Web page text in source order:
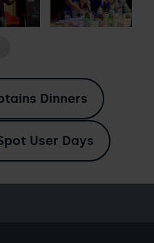
Dinners
User Days